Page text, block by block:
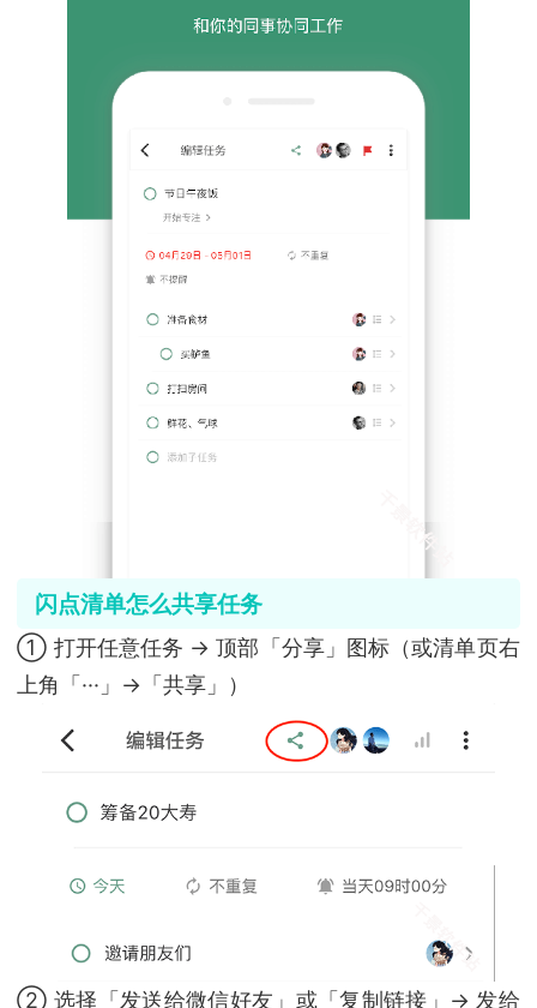
闪点清单怎么共享任务
① 打开任意任务 → 顶部「分享」图标（或清单页右
上角「···」→「共享」）
② 选择「发送给微信好友」或「复制链接」→ 发给